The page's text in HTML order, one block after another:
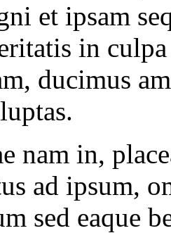
et ipsam
in
ducimus
nam in,
ad ipsum,
sed eaque